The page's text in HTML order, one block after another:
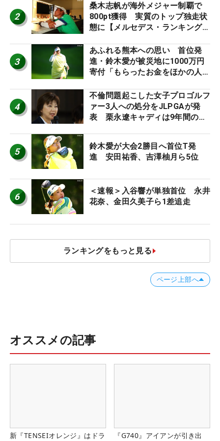
2
桑木志帆が海外メジャー制覇で
800pt獲得 実質のトップ独走状
態に【メルセデス・ランキング番
3
あふれる熊本への思い 首位発
進・鈴木愛が被災地に1000万円
寄付「もらったお金をほかの人
4
不倫問題起こした女子プロゴルフ
ァー3人への処分をJLPGAが発
表 栗永遼キャディは9年間の立
5
鈴木愛が大会2勝目へ首位T発
進 安田祐香、吉澤柚月ら5位
6
＜速報＞入谷響が単独首位 永井
花奈、金田久美子ら1差追走
ランキングをもっと見る
ページ上部へ
オススメの記事
新『TENSEIオレンジ』はドラ
『G740』アイアンが引き出